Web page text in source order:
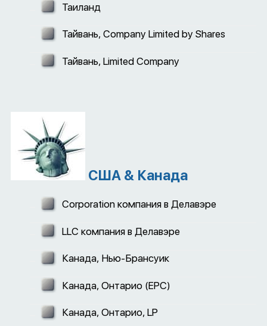
Таиланд
Тайвань, Company Limited by Shares
Тайвань, Limited Company
США & Канада
Corporation компания в Делавэре
LLC компания в Делавэре
Канада, Нью-Брансуик
Канада, Онтарио (EPC)
Канада, Онтарио, LP